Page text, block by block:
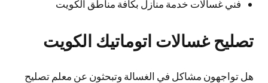
فني غسالات خدمة منازل بكافة مناطق الكويت
تصليح غسالات اتوماتيك الكويت
هل تواجهون مشاكل في الغسالة وتبحثون عن معلم تصليح